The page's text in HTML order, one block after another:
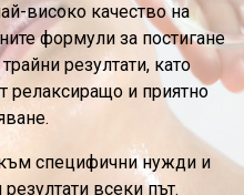
високо качество на
формули за постигане
резултати, като
релаксиращо и приятно
към специфични нужди и
всеки път.